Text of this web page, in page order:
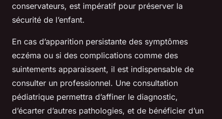
conservateurs, est impératif pour préserver la
sécurité de l’enfant.
En cas d’apparition persistante des symptômes
eczéma ou si des complications comme des
suintements apparaissent, il est indispensable de
consulter un professionnel. Une consultation
pédiatrique permettra d’affiner le diagnostic,
d’écarter d’autres pathologies, et de bénéficier d’un